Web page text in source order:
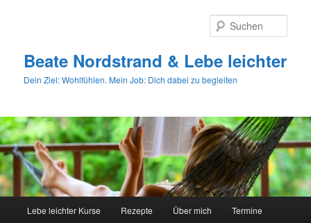
Beate Nordstrand & Lebe leichter
Dein Ziel: Wohlfühlen. Mein Job: Dich dabei zu begleiten
Lebe leichter Kurse Rezepte Über mich Termine